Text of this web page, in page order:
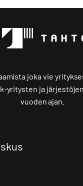
joka vie
yritysten ja
vuoden ajan.